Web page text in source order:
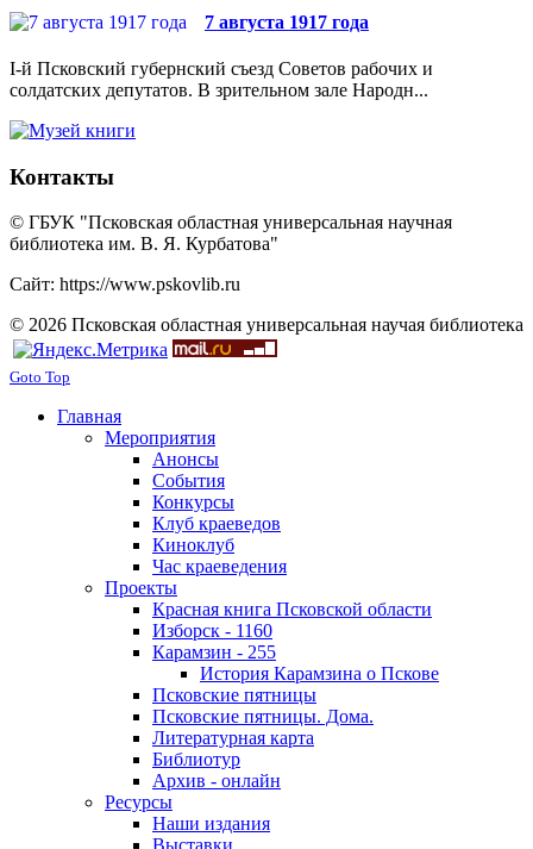
7 августа 1917 года
I-й Псковский губернский съезд Советов рабочих и
солдатских депутатов. В зрительном зале Народн...
Контакты
© ГБУК "Псковская областная универсальная научная
библиотека им. В. Я. Курбатова"
Сайт: https://www.pskovlib.ru
© 2026 Псковская областная универсальная научая библиотека
Goto Top
Главная
Мероприятия
Анонсы
События
Конкурсы
Клуб краеведов
Киноклуб
Час краеведения
Проекты
Красная книга Псковской области
Изборск - 1160
Карамзин - 255
История Карамзина о Пскове
Псковские пятницы
Псковские пятницы. Дома.
Литературная карта
Библиотур
Архив - онлайн
Ресурсы
Наши издания